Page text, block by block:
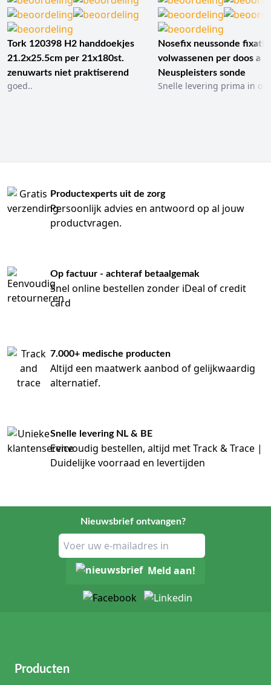
Tork 120398 H2 handdoekjes
21.2x25.5cm per 21x180st.
zenuwarts niet praktiserend
goed..
Nosefix neussonde
volwassenen per doos a
Neuspleisters sonde
Snelle levering prima in
Productexperts uit de zorg
Persoonlijk advies en antwoord op al jouw
productvragen.
Op factuur - achteraf betaalgemak
Snel online bestellen zonder iDeal of credit
card
7.000+ medische producten
Altijd een maatwerk aanbod of gelijkwaardig
alternatief.
Snelle levering NL & BE
Eenvoudig bestellen, altijd met Track & Trace |
Duidelijke voorraad en levertijden
Nieuwsbrief ontvangen?
Meld aan!
Producten